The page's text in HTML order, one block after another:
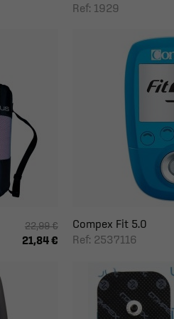
Ref: 1929
22,99 €
21,84 €
Compex Fit 5.0
Ref: 2537116